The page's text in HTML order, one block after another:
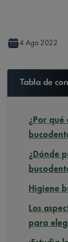
4 Ago 2022
Tabla de
¿Por qué
¿Dónde
Higiene
Los
para